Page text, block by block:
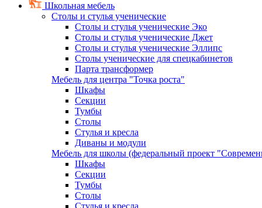
Школьная мебель
Столы и стулья ученические
Столы и стулья ученические Эко
Столы и стулья ученические Джет
Столы и стулья ученические Эллипс
Столы ученические для спецкабинетов
Парта трансформер
Мебель для центра "Точка роста"
Шкафы
Секции
Тумбы
Столы
Стулья и кресла
Диваны и модули
Мебель для школы (федеральный проект
Шкафы
Секции
Тумбы
Столы
Стулья и кресла